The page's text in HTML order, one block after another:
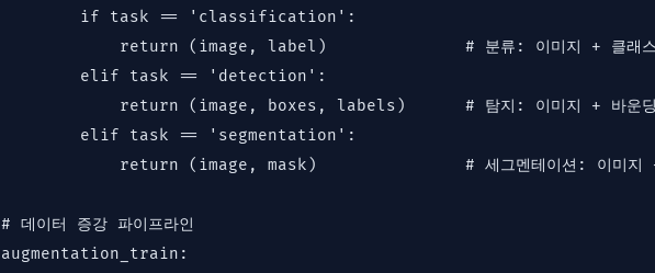
        if task == 'classification':
            return (image, label)              # 분류: 이미지 + 클래스
        elif task == 'detection':
return (image, boxes, labels)      # 탐지: 이미지 + 바운딩
        elif task == 'segmentation':
return (image, mask)               # 세그멘테이션: 이미지
# 데이터 증강 파이프라인
augmentation_train: